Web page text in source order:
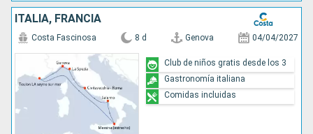
ITALIA, FRANCIA
Costa Fascinosa 8 d Genova 04/04/2027
Club de niños gratis desde los 3
Gastronomía italiana
Comidas incluidas